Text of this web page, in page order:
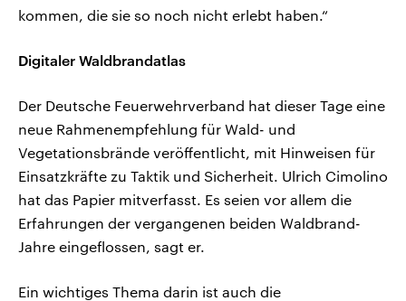
kommen, die sie so noch nicht erlebt haben.“
Digitaler Waldbrandatlas
Der Deutsche Feuerwehrverband hat dieser Tage eine
neue Rahmenempfehlung für Wald- und
Vegetationsbrände veröffentlicht, mit Hinweisen für
Einsatzkräfte zu Taktik und Sicherheit. Ulrich Cimolino
hat das Papier mitverfasst. Es seien vor allem die
Erfahrungen der vergangenen beiden Waldbrand-
Jahre eingeflossen, sagt er.
Ein wichtiges Thema darin ist auch die